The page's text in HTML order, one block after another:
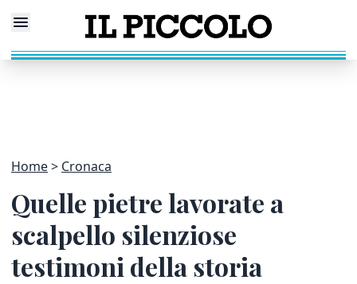
Home Cronaca
Quelle pietre lavorate a
scalpello silenziose
testimoni della storia